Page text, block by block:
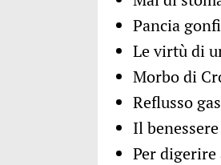
Pancia
Le virtù di
Morbo di
Reflusso
Il
Per